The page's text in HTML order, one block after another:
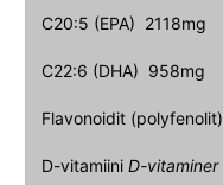
C20:5 (EPA) 2118mg
C22:6 (DHA) 958mg
Flavonoidit (polyfenolit)
D-vitamiini D-vitaminer